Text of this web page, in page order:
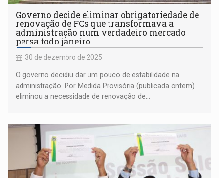
Governo decide eliminar obrigatoriedade de
renovação de FCs que transformava a
administração num verdadeiro mercado
persa todo janeiro
30 de dezembro de 2025
O governo decidiu dar um pouco de estabilidade na
administração. Por Medida Provisória (publicada ontem)
eliminou a necessidade de renovação de...